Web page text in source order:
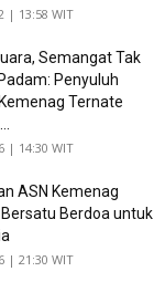
| 13:58 WIT
Semangat Tak
Penyuluh
Ternate
| 14:30 WIT
ASN Kemenag
Berdoa untuk
| 21:30 WIT